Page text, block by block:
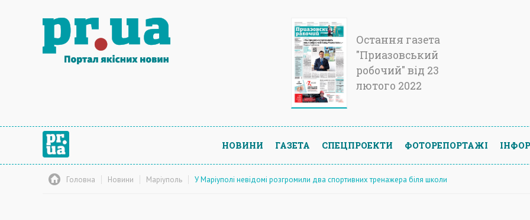
Остання газета
"Приазовський
робочий" від 23
лютого 2022
НОВИНИ ГАЗЕТА СПЕЦПРОЕКТИ ФОТОРЕПОРТАЖІ
Головна Новини Маріуполь У Маріуполі невідомі розгромили два спортивних тренажера біля школи